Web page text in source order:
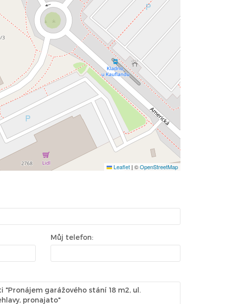
Leaflet | ©OpenStreetMap
Můj telefon: